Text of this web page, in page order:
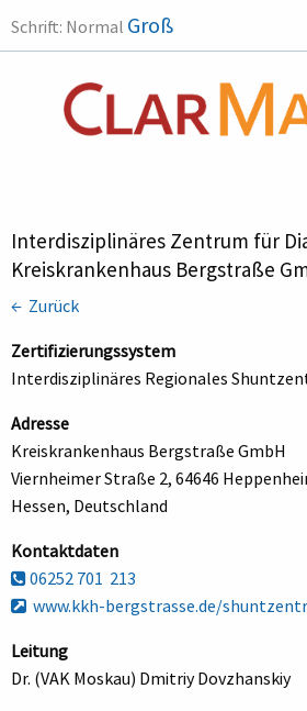
Schrift: Normal Groß
Interdisziplinäres Zentrum für
Kreiskrankenhaus Bergstraße
← Zurück
Zertifizierungssystem
Interdisziplinäres Regionales
Adresse
Kreiskrankenhaus Bergstraße GmbH
Viernheimer Straße 2, 64646
Hessen, Deutschland
Kontaktdaten
06252 701  213
www.kkh-bergstrasse.de/
Leitung
Dr. (VAK Moskau) Dmitriy Dovzhanskiy